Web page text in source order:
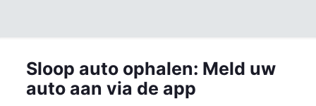
Sloop auto ophalen: Meld uw
auto aan via de app